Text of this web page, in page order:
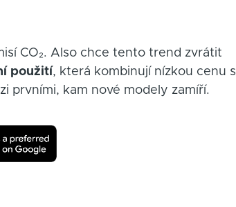
CO₂. Also chce tento trend zvrátit
použití, která kombinují nízkou cenu s
prvními, kam nové modely zamíří.